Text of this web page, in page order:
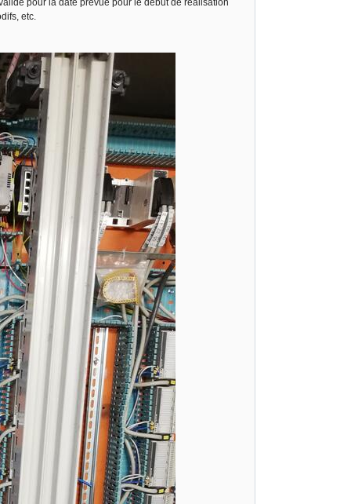
pour la date prévue pour le début de réalisation
etc.